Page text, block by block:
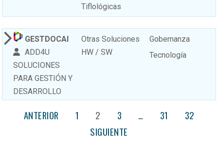
Tiflológicas
GESTDOCAI
ADD4U
SOLUCIONES
PARA GESTIÓN Y
DESARROLLO
Otras Soluciones
HW / SW
Gobernanza
Tecnología
ANTERIOR 1 2 3 … 31
32
SIGUIENTE